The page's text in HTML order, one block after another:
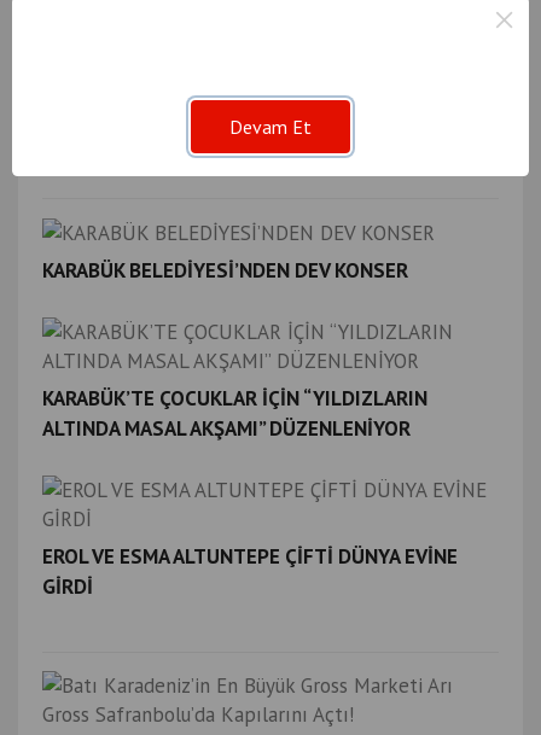
KARABÜK TSO, TOBB AKREDİTASYON SİSTEMİNDE
6 YILDIZLI BAŞARIYA İMZA ATTI
KARABÜK BELEDİYESİ’NDEN DEV KONSER
KARABÜK’TE ÇOCUKLAR İÇİN “YILDIZLARIN
ALTINDA MASAL AKŞAMI” DÜZENLENİYOR
EROL VE ESMA ALTUNTEPE ÇİFTİ DÜNYA EVİNE
GİRDİ
×
Devam Et